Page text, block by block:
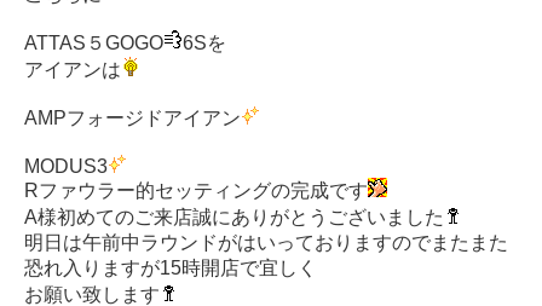
ATTAS５GOGO
6Sを
アイアンは
AMPフォージドアイアン
MODUS3
Rファウラー的セッティングの完成です
A様初めてのご来店誠にありがとうございました
明日は午前中ラウンドがはいっておりますのでまたまた
恐れ入りますが15時開店で宜しく
お願い致します